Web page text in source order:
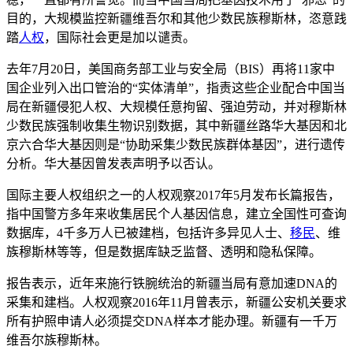
目的，大规模监控新疆维吾尔和其他少数民族穆斯林，恣意践
踏人权，国际社会更是加以谴责。
去年7月20日，美国商务部工业与安全局（BIS）再将11家中
国企业列入出口管治的“实体清单”，指责这些企业配合中国当
局在新疆侵犯人权、大规模任意拘留、强迫劳动，并对穆斯林
少数民族强制收集生物识别数据，其中新疆丝路华大基因和北
京六合华大基因则是“协助采集少数民族群体基因”，进行遗传
分析。华大基因曾发表声明予以否认。
国际主要人权组织之一的人权观察2017年5月发布长篇报告，
指中国警方多年来收集居民个人基因信息，建立全国性可查询
数据库，4千多万人已被建档，包括许多异见人士、 移民、维
族穆斯林等等，但是数据库缺乏监督、透明和隐私保障。
报告表示，近年来施行铁腕统治的新疆当局有意加速DNA的
采集和建档。人权观察2016年11月曾表示，新疆公安机关要求
所有护照申请人必须提交DNA样本才能办理。新疆有一千万
维吾尔族穆斯林。